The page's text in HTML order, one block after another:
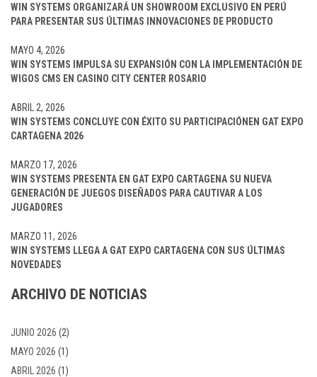
WIN SYSTEMS ORGANIZARÁ UN SHOWROOM EXCLUSIVO EN PERÚ
PARA PRESENTAR SUS ÚLTIMAS INNOVACIONES DE PRODUCTO
WIN SYSTEMS IMPULSA SU EXPANSIÓN CON LA IMPLEMENTACIÓN DE
WIGOS CMS EN CASINO CITY CENTER ROSARIO
MAYO 4, 2026
WIN SYSTEMS CONCLUYE CON ÉXITO SU PARTICIPACIÓNEN GAT EXPO
CARTAGENA 2026
ABRIL 2, 2026
WIN SYSTEMS PRESENTA EN GAT EXPO CARTAGENA SU NUEVA
GENERACIÓN DE JUEGOS DISEÑADOS PARA CAUTIVAR A LOS
JUGADORES
MARZO 17, 2026
WIN SYSTEMS LLEGA A GAT EXPO CARTAGENA CON SUS ÚLTIMAS
NOVEDADES
MARZO 11, 2026
ARCHIVO DE NOTICIAS
JUNIO 2026 (2)
MAYO 2026 (1)
ABRIL 2026 (1)